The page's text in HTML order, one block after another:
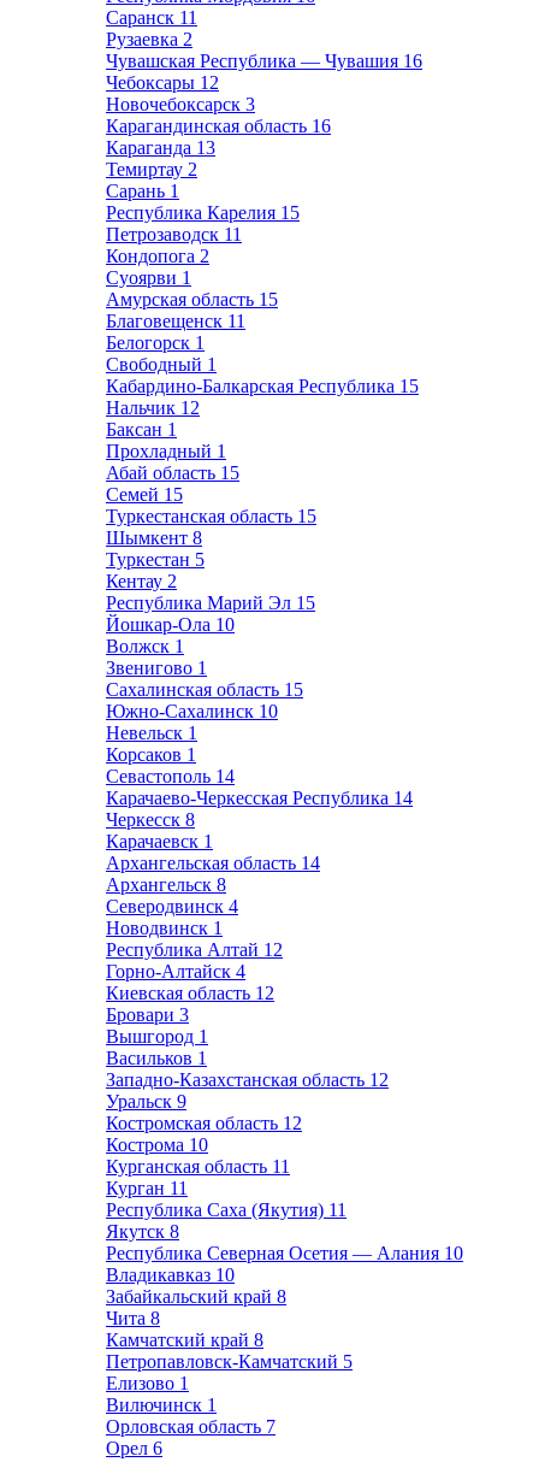
Саранск 11
Рузаевка 2
Чувашская Республика — Чувашия 16
Чебоксары 12
Новочебоксарск 3
Карагандинская область 16
Караганда 13
Темиртау 2
Сарань 1
Республика Карелия 15
Петрозаводск 11
Кондопога 2
Суоярви 1
Амурская область 15
Благовещенск 11
Белогорск 1
Свободный 1
Кабардино-Балкарская Республика 15
Нальчик 12
Баксан 1
Прохладный 1
Абай область 15
Семей 15
Туркестанская область 15
Шымкент 8
Туркестан 5
Кентау 2
Республика Марий Эл 15
Йошкар-Ола 10
Волжск 1
Звенигово 1
Сахалинская область 15
Южно-Сахалинск 10
Невельск 1
Корсаков 1
Севастополь 14
Карачаево-Черкесская Республика 14
Черкесск 8
Карачаевск 1
Архангельская область 14
Архангельск 8
Северодвинск 4
Новодвинск 1
Республика Алтай 12
Горно-Алтайск 4
Киевская область 12
Бровари 3
Вышгород 1
Васильков 1
Западно-Казахстанская область 12
Уральск 9
Костромская область 12
Кострома 10
Курганская область 11
Курган 11
Республика Саха (Якутия) 11
Якутск 8
Республика Северная Осетия — Алания 10
Владикавказ 10
Забайкальский край 8
Чита 8
Камчатский край 8
Петропавловск-Камчатский 5
Елизово 1
Вилючинск 1
Орловская область 7
Орел 6